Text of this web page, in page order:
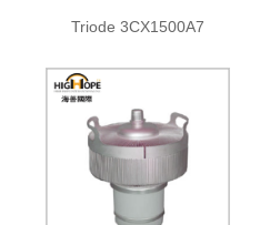
Triode 3CX1500A7